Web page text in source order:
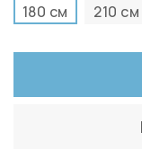
180 см 210 см